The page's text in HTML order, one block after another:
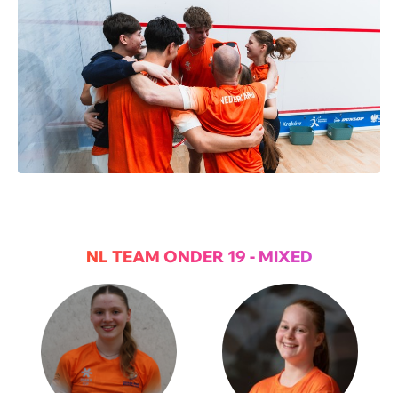
NL TEAM ONDER 19 - MIXED